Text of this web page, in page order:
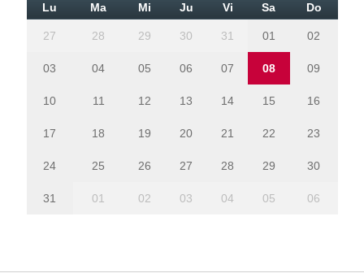
Lu Ma Mi Ju Vi Sa Do
27 28 29 30 31 01 02
03 04 05 06 07 08 09
10 11 12 13 14 15 16
17 18 19 20 21 22 23
24 25 26 27 28 29 30
31 01 02 03 04 05 06